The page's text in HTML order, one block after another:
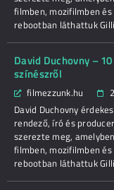
filmben, mozifilmben
rebootban láthattuk
David Duchovny –
színészről
filmezzunk.hu
David Duchovny
rendező, író és
szerezte meg,
filmben, mozifilmben
rebootban láthattuk